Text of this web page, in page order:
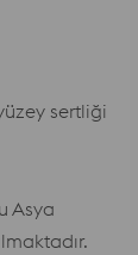
sertliği
Asya